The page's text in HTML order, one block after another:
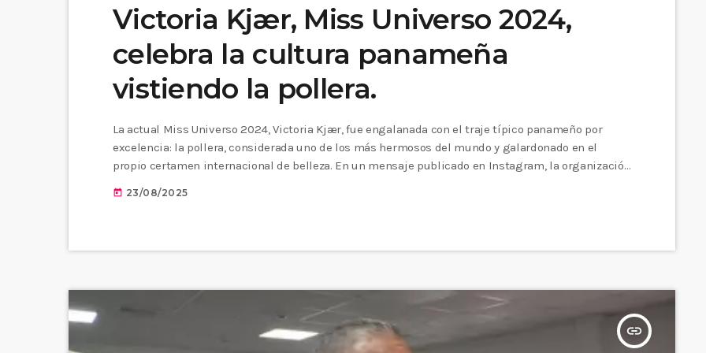
Victoria Kjær, Miss Universo 2024,
celebra la cultura panameña
vistiendo la pollera.
La actual Miss Universo 2024, Victoria Kjær, fue engalanada con el traje típico panameño por
excelencia: la pollera, considerada uno de los más hermosos del mundo y galardonado en el
propio certamen internacional de belleza. En un mensaje publicado en Instagram, la organización
Folclore.
today 23/08/2025
insert_link